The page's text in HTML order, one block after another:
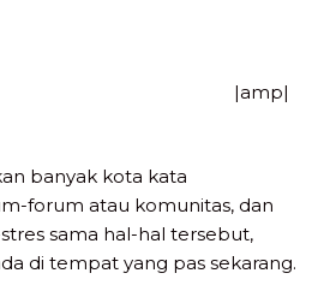
|amp|
banyak kota kata
forum atau komunitas, dan
sama hal-hal tersebut,
di tempat yang pas sekarang.